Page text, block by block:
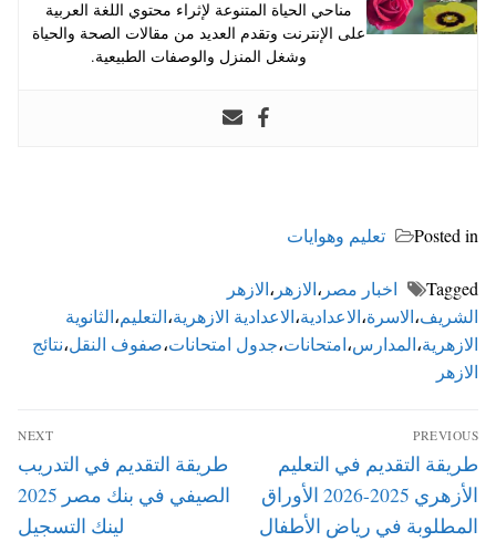
مناحي الحياة المتنوعة لإثراء محتوي اللغة العربية
على الإنترنت وتقدم العديد من مقالات الصحة والحياة
وشغل المنزل والوصفات الطبيعية.
Posted in تعليم وهوايات
Tagged اخبار مصر ،الازهر ،الازهر
الشريف،الاسرة،الاعدادية،الاعدادية الازهرية،التعليم،الثانوية
الازهرية،المدارس،امتحانات،جدول امتحانات،صفوف النقل،نتائج
الازهر
تصفّح
المقالات
PREVIOUS
Previous
post:
طريقة التقديم في التعليم
الأزهري 2025-2026 الأوراق
المطلوبة في رياض الأطفال
NEXT
Next
post:
طريقة التقديم في التدريب
الصيفي في بنك مصر 2025
لينك التسجيل